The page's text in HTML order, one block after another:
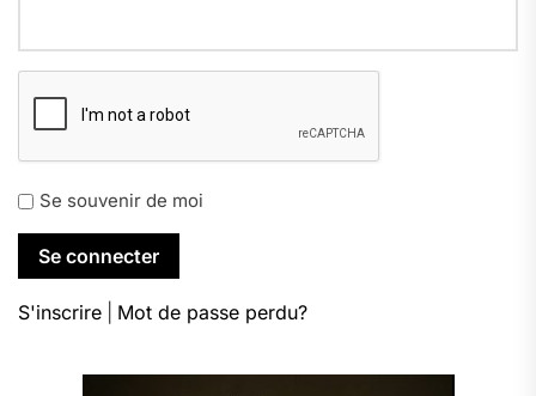
Se souvenir de moi
S'inscrire Mot de passe perdu?